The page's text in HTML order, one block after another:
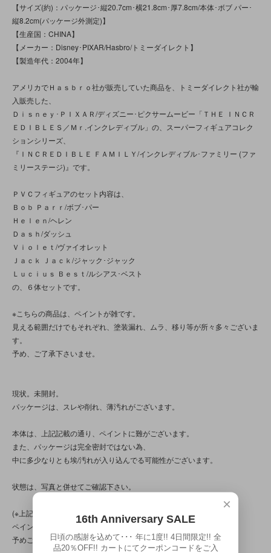
【サイズ(約)：パッケージ･縦20.7cm･横21.8cm･厚7.8cm/本体･ボブ パー･
縦8.2cm(パッケージ外測定)】
【生産国：CHINA】
【メーカー：Disney･PIXAR/Hasbro/トミーダイレクト】
【製造年代：2004年】
アメリカでＨａｓｂｒｏ社が販売していた商品を、トミーダイレクト社が輸
入販売した、
Ｄｉｓｎｅｙ･ＰＩＸＡＲ/ディズニー･ピクサームービー「ＴＨＥ ＩＮＣＲ
ＥＤＩＢＬＥＳ／Ｍｒ.インクレディブル」の、スーパーフィギュアコレク
ションシリーズ、
『ＩＮＣＲＥＤＩＢＬＥ ＦＡＭＩＬＹ/インクレディブル･ファミリー (ファ
ミリーステージ)』です。
ＰＶＣフィギュアのセット内容は、
Ｂｏｂ Ｐａｒｒ/ボブ･パー
Ｈｅｌｅｎ/ヘレン
Ｄａｓｈ/ダッシュ
Ｖｉｏｌｅｔ/ヴァイオレット
Ｊａｃｋ Ｊａｃｋ/ジャック･ジャック
Ｌｕｃｉｕｓ Ｂｅｓｔ/ルシアス･ベスト
の、６体セットです。
※こちらの商品は、ペイントが雑です。
見える範囲だけでもそれぞれ、塗装漏れ、ムラ、移り等が所々多々ございま
す。
予め、ご了承下さいませ。
現状。未開封。
パッケージは、スレや削れ、薄汚れがございます。
本体は、上記記載の通り、ペイントに難がございます。
また、パッケージは完全密封ではない為、
中に多少なりとも埃/汚れが入り込んでる可能性がございます。
状態は、写真と併せてご確認下さい。
(※上記でも記載致しましたが、商品の特性/性質上、
ペイントのムラや漏れ等の“曖昧”差が見られる商品です。
予めご了承下さいませ。)
×
16th Anniversary SALE
日頃の感謝を込めて･･･ 年に1度!! 4日間限定!! 全
品20％OFF!! カートにてクーポンコードをご入